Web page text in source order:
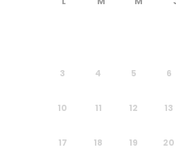
3 4 5 6
10 11 12 13
17 18 19 20